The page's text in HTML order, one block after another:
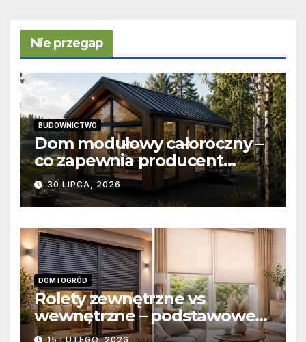
Nie przegap
BUDOWNICTWO
Dom modułowy całoroczny –
co zapewnia producent
domów modułowych?
30 LIPCA, 2026
DOM I OGRÓD
Rolety zewnętrzne vs
wewnętrzne – podstawowe
różnice konstrukcyjne i
15 LUTEGO, 2026